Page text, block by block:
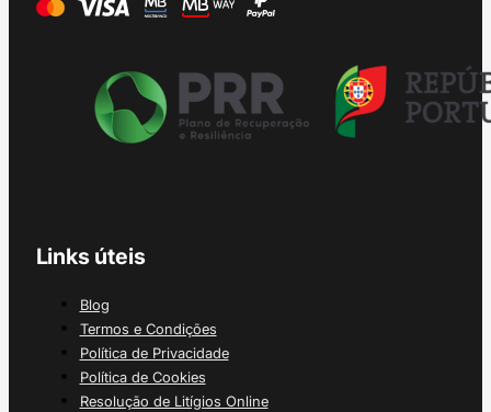
Links úteis
Blog
Termos e Condições
Política de Privacidade
Política de Cookies
Resolução de Litígios Online